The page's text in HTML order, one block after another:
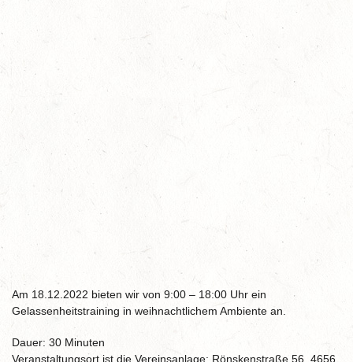
Am 18.12.2022 bieten wir von 9:00 – 18:00 Uhr ein
Gelassenheitstraining in weihnachtlichem Ambiente an.
Dauer: 30 Minuten
Veranstaltungsort ist die Vereinsanlage: Rönskenstraße 56, 4656